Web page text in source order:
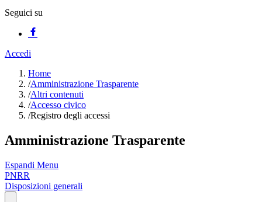
Seguici su
Accedi
Home
/Amministrazione Trasparente
/Altri contenuti
/Accesso civico
/Registro degli accessi
Amministrazione Trasparente
Espandi Menu
PNRR
Disposizioni generali